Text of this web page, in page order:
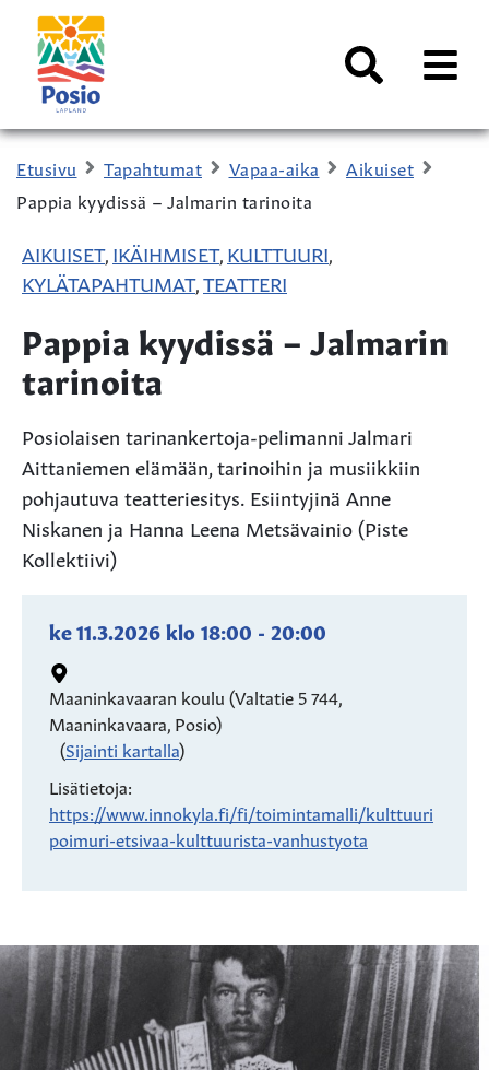
Siirry sisältöön
Kaupungin
logo
AVAA
Etusivu Tapahtumat Vapaa-aika
Aikuiset
Pappia kyydissä – Jalmarin tarinoita
AIKUISET, IKÄIHMISET, KULTTUURI
KYLÄTAPAHTUMAT, TEATTERI
Pappia kyydissä – Jalmarin
tarinoita
Posiolaisen tarinankertoja-pelimanni Jalmari
Aittaniemen elämään, tarinoihin ja musiikkiin
pohjautuva teatteriesitys. Esiintyjinä Anne
Niskanen ja Hanna Leena Metsävainio (Piste
Kollektiivi)
ke 11.3.2026klo18:00 - 20:00
Maaninkavaaran koulu (Valtatie 5 744,
Maaninkavaara, Posio)
(Sijainti kartalla)
Lisätietoja:
https://www.innokyla.fi/fi/toimintamalli/kulttuuri
poimuri-etsivaa-kulttuurista-vanhustyota